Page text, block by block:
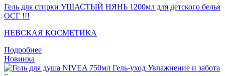
Гель для стирки УШАСТЫЙ НЯНЬ 1200мл для детского белья
ОСГ !!!
НЕВСКАЯ КОСМЕТИКА
Подробнее
Новинка